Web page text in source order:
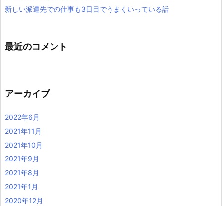
新しい派遣先での仕事も3日目でうまくいっている話
最近のコメント
アーカイブ
2022年6月
2021年11月
2021年10月
2021年9月
2021年8月
2021年1月
2020年12月